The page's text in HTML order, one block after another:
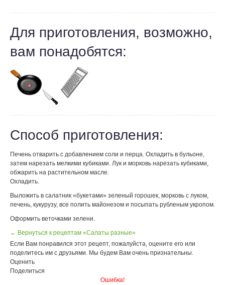
Для приготовления, возможно,
вам понадобятся:
Способ приготовления:
Печень отварить с добавлением соли и перца. Охладить в бульоне,
затем нарезать мелкими кубиками. Лук и морковь нарезать кубиками,
обжарить на растительном масле.
Охладить.
Выложить в салатник «букетами» зеленый горошек, морковь с луком,
печень, кукурузу, все полить майонезом и посыпать рубленым укропом.
Оформить веточками зелени.
← Вернуться к рецептам «Салаты разные»
Если Вам понравился этот рецепт, пожалуйста, оцените его или
поделитесь им с друзьями. Мы будем Вам очень признательны.
Оценить
Поделиться
Ошибка!